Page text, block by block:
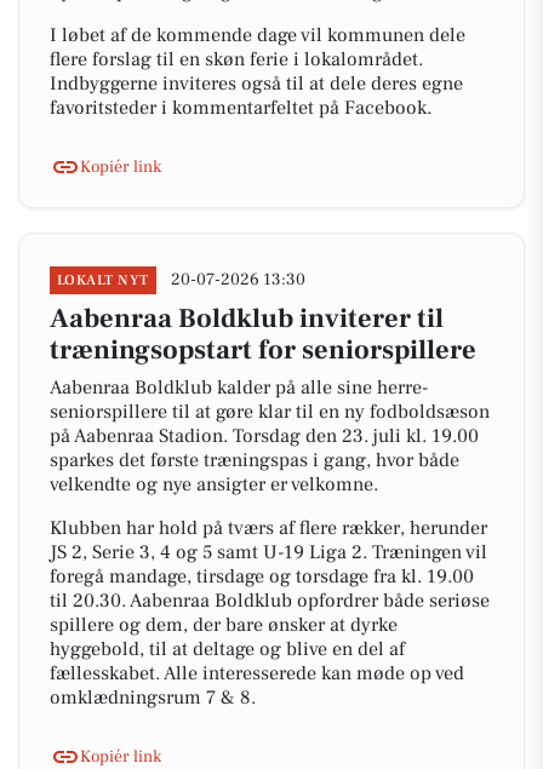
I løbet af de kommende dage vil kommunen dele
flere forslag til en skøn ferie i lokalområdet.
Indbyggerne inviteres også til at dele deres egne
favoritsteder i kommentarfeltet på Facebook.
Kopiér link
LOKALT NYT 20-07-2026 13:30
Aabenraa Boldklub inviterer til
træningsopstart for seniorspillere
Aabenraa Boldklub kalder på alle sine herre-
seniorspillere til at gøre klar til en ny fodboldsæson
på Aabenraa Stadion. Torsdag den 23. juli kl. 19.00
sparkes det første træningspas i gang, hvor både
velkendte og nye ansigter er velkomne.
Klubben har hold på tværs af flere rækker, herunder
JS 2, Serie 3, 4 og 5 samt U-19 Liga 2. Træningen vil
foregå mandage, tirsdage og torsdage fra kl. 19.00
til 20.30. Aabenraa Boldklub opfordrer både seriøse
spillere og dem, der bare ønsker at dyrke
hyggebold, til at deltage og blive en del af
fællesskabet. Alle interesserede kan møde op ved
omklædningsrum 7 & 8.
Kopiér link